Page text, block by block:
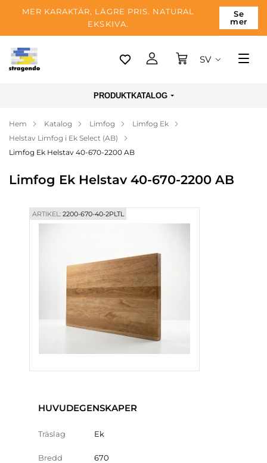
MER KARAKTÄR, LÄGRE PRIS. NATURAL
EKSKIVA.
Se
mer
Tallinn
Betalning
Om företaget
Blogg
SV
PRODUKTKATALOG
Hem Katalog Limfog
Limfog Ek
Helstav Limfog i Ek Select (AB)
Limfog Ek Helstav 40-670-2200 AB
Limfog Ek Helstav 40-670-2200 AB
ARTIKEL:2200-670-40-2PLTL
HUVUDEGENSKAPER
Träslag Ek
Bredd 670